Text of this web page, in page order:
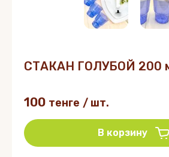
СТАКАН ГОЛУБОЙ 200
100 тенге / шт.
В корзину